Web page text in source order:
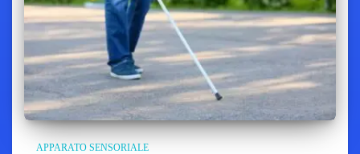
APPARATO SENSORIALE